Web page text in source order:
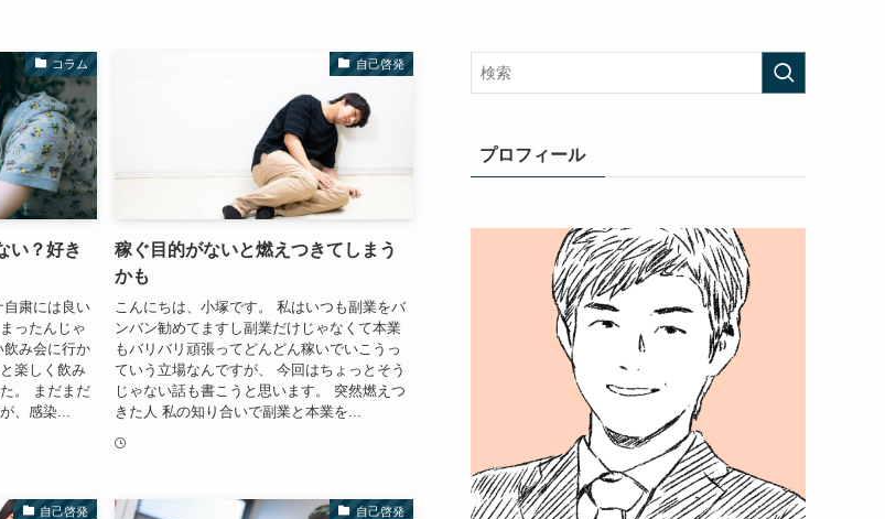
コラム
い？好き
粛には良い
ったんじゃ
み会に行か
楽しく飲み
。 まだまだ
、感染...
自己啓発
稼ぐ目的がないと燃えつきてしまう
かも
こんにちは、小塚です。 私はいつも副業をバ
ンバン勧めてますし副業だけじゃなくて本業
もバリバリ頑張ってどんどん稼いでいこうっ
ていう立場なんですが、 今回はちょっとそう
じゃない話も書こうと思います。 突然燃えつ
きた人 私の知り合いで副業と本業を...
自己啓発 自己啓発
プロフィール